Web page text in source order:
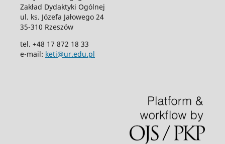
Zakład Dydaktyki Ogólnej
ul. ks. Józefa Jałowego 24
35-310 Rzeszów
tel. +48 17 872 18 33
e-mail: keti@ur.edu.pl